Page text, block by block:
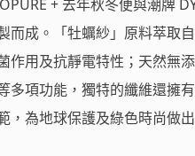
+ 去年秋冬便與潮牌
而成。「牡蠣紗」原料萃取
作用及抗靜電特性；天然無
多項功能，獨特的纖維還擁
，為地球保護及綠色時尚做